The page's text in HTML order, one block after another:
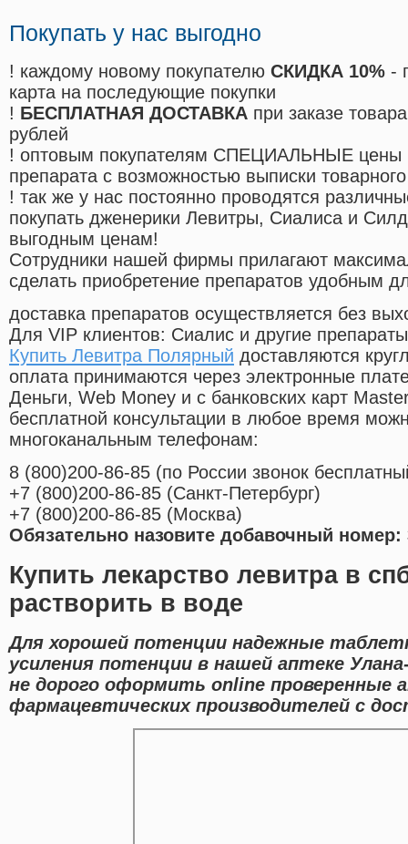
Покупать у нас выгодно
! каждому новому покупателю СКИДКА 10% -
карта на последующие покупки
! БЕСПЛАТНАЯ ДОСТАВКА при заказе
рублей
! оптовым покупателям СПЕЦИАЛЬНЫЕ цены
препарата с возможностью выписки
! так же у нас постоянно проводятся
покупать дженерики Левитры, Сиалиса и
выгодным ценам!
Cотрудники нашей фирмы прилагают
сделать приобретение препаратов удобным
доставка препаратов осуществляется без
Для VIP клиентов: Сиалис и другие
Купить Левитра Полярный доставляются
оплата принимаются через электронные
Деньги, Web Money и с банковских карт
бесплатной консультации в любое время
многоканальным телефонам:
8 (800)200-86-85 (по России звонок
+7 (800)200-86-85 (Санкт-Петербург)
+7 (800)200-86-85 (Москва)
Обязательно назовите добавочный номер:
Купить лекарство левитра в
растворить в воде
Для хорошей потенции надежные
усиления потенции в нашей аптеке
не дорого оформить online проверенные
фармацевтических производителей с